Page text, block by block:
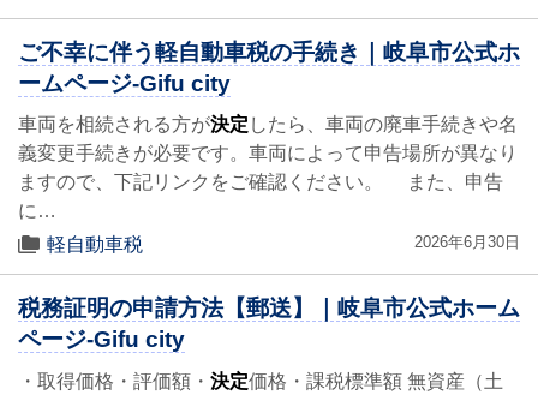
ご不幸に伴う軽自動車税の手続き｜岐阜市公式ホ
ームページ-Gifu city
車両を相続される方が決定 したら、車両の廃車手続きや名
義変更手続きが必要です。車両によって申告場所が異なり
ますので、下記リンクをご確認ください。 また、申告
に…
軽自動車税
2026年6月30日
税務証明の申請方法【郵送】｜岐阜市公式ホーム
ページ-Gifu city
・取得価格・評価額・ 決定価格・課税標準額 無資産（土